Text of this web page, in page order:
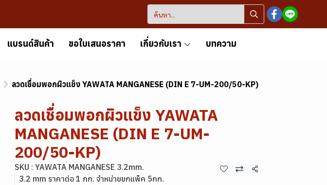
แบรนด์สินค้า ขอใบเสนอราคา เกี่ยวกับเรา บทความ
ลวดเชื่อมพอกผิวแข็ง YAWATA MANGANESE (DIN E 7-UM-200/50-KP)
ลวดเชื่อมพอกผิวแข็ง YAWATA
MANGANESE (DIN E 7-UM-
200/50-KP)
SKU : YAWATA MANGANESE 3.2mm.
3.2 mm ราคาต่อ 1 กก. จำหน่ายยกแพ็ค 5กก.
แชร์